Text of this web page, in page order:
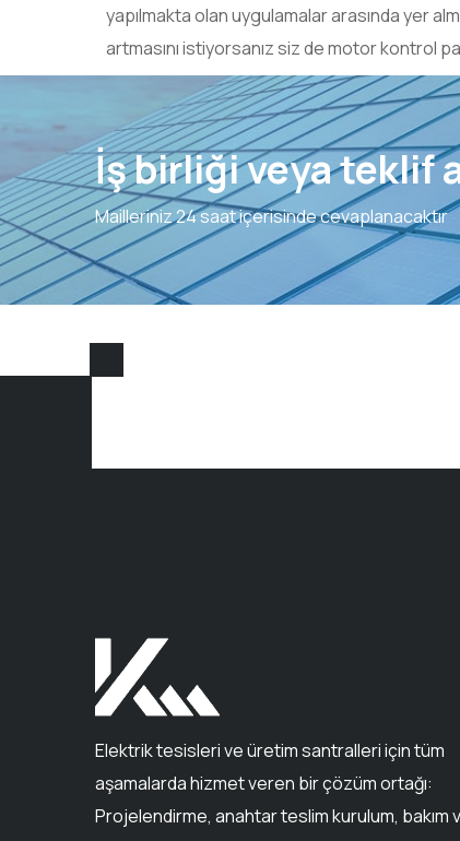
yapılmakta olan uygulamalar arasında yer
artmasını istiyorsanız siz de motor kontrol
İş birliği veya teklif
Mailleriniz 24 saat içerisinde cevaplanacaktır
Elektrik tesisleri ve üretim santralleri için tüm
aşamalarda hizmet veren bir çözüm ortağı:
Projelendirme, anahtar teslim kurulum, bakım